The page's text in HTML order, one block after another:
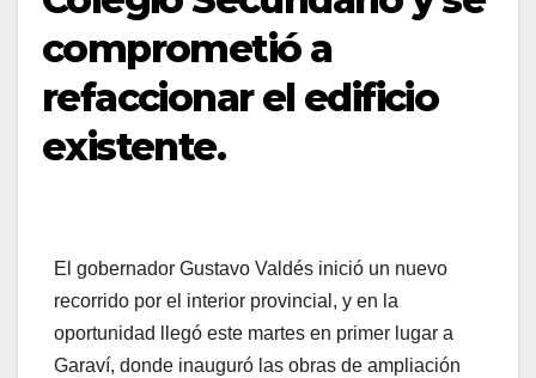
comprometió a
refaccionar el edificio
existente.
El gobernador Gustavo Valdés inició un nuevo
recorrido por el interior provincial, y en la
oportunidad llegó este martes en primer lugar a
Garaví, donde inauguró las obras de ampliación